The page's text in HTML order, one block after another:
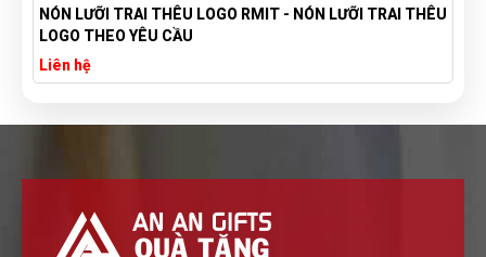
NÓN LƯỠI TRAI THÊU LOGO RMIT - NÓN LƯỠI TRAI THÊU
LOGO THEO YÊU CẦU
Liên hệ